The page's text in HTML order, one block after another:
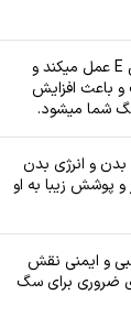
ویتامینی که همراه با ویتامین E عمل میکند و
باعث افزایش
شما میشود.
بدن و انرژی بدن
زیبا به او
و ایمنی نقش
ضروری برای سگ